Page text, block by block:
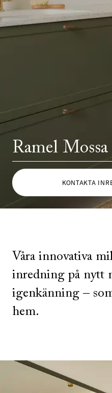
Ramel Mossa
KONTAKTA
Våra innovativa
inredning på nytt
igenkänning –
hem.